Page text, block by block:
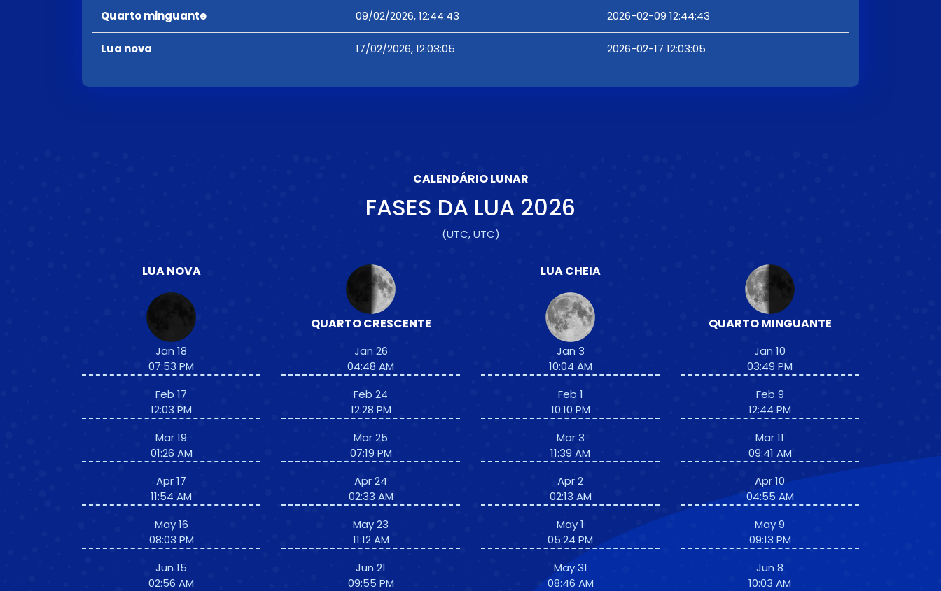
Quarto minguante 09/02/2026, 12:44:43 2026-02-09 12:44:43
Lua nova 17/02/2026, 12:03:05 2026-02-17 12:03:05
CALENDÁRIO LUNAR
FASES DA LUA 2026
(UTC, UTC)
LUA NOVA
Jan 18
07:53 PM
Feb 17
12:03 PM
Mar 19
01:26 AM
Apr 17
11:54 AM
May 16
08:03 PM
Jun 15
02:56 AM
QUARTO CRESCENTE
Jan 26
04:48 AM
Feb 24
12:28 PM
Mar 25
07:19 PM
Apr 24
02:33 AM
May 23
11:12 AM
Jun 21
09:55 PM
LUA CHEIA
Jan 3
10:04 AM
Feb 1
10:10 PM
Mar 3
11:39 AM
Apr 2
02:13 AM
May 1
05:24 PM
May 31
08:46 AM
QUARTO MINGUANTE
Jan 10
03:49 PM
Feb 9
12:44 PM
Mar 11
09:41 AM
Apr 10
04:55 AM
May 9
09:13 PM
Jun 8
10:03 AM